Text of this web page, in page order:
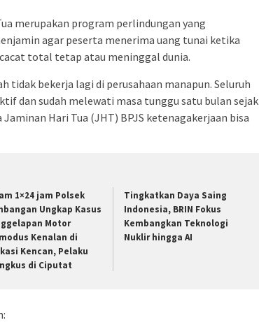
merupakan program perlindungan yang
agar peserta menerima uang tunai ketika
total tetap atau meninggal dunia.
tidak bekerja lagi di perusahaan manapun. Seluruh
dan sudah melewati masa tunggu satu bulan sejak
Hari Tua (JHT) BPJS ketenagakerjaan bisa
1×24 jam Polsek
Ungkap Kasus
Motor
Kenalan di
Kencan, Pelaku
di Ciputat
Tingkatkan Daya Saing
Indonesia, BRIN Fokus
Kembangkan Teknologi
Nuklir hingga AI